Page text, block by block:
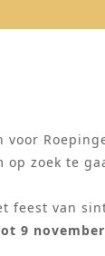
zoek te
feest van
9 november